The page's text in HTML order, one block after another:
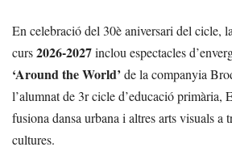
En celebració del 30è aniversari del cicle,
curs2026-2027inclou espectacles
‘Around the World’ de la companyia
l’alumnat de 3r cicle d’educació primària,
fusiona dansa urbana i altres arts visuals a
cultures.